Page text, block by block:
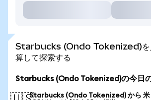
Starbucks (Ondo Tokenized)を
算して探索する
Starbucks (Ondo Tokenized)の今日
Starbucks (Ondo Tokenized) から 米